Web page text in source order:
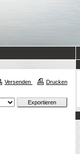
Versenden Drucken